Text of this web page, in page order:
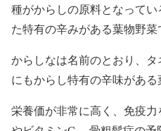
種がからしの原料となって
た特有の辛みがある葉物野菜
からしなは名前のとおり、
にもからし特有の辛味がある
栄養価が非常に高く、免疫